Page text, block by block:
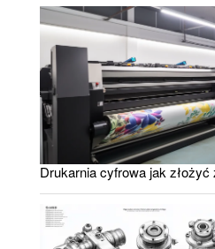
Drukarnia cyfrowa jak złożyć